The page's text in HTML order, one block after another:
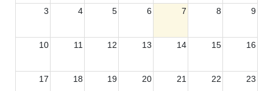
3 4 5 6 7 8 9
10 11 12 13 14 15 16
17 18 19 20 21 22 23